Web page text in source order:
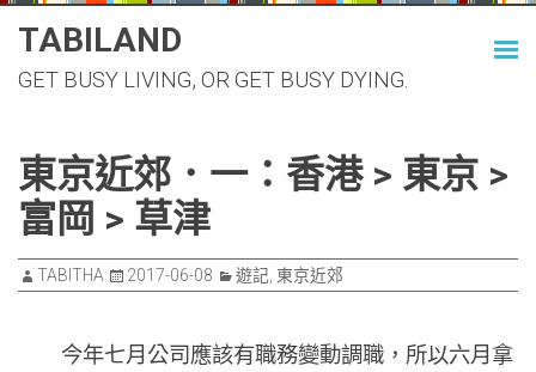
content
TABILAND
GET BUSY LIVING, OR GET BUSY DYING.
東京近郊．一：香港 > 東京 >
富岡 > 草津
TABITHA 2017-06-08 遊記 東京近郊
今年七月公司應該有職務變動調職，所以六月拿